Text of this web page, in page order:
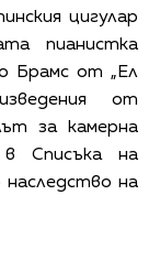
цигулар
пианистка
Брамс от „Ел
от
за камерна
в Списъка на
на